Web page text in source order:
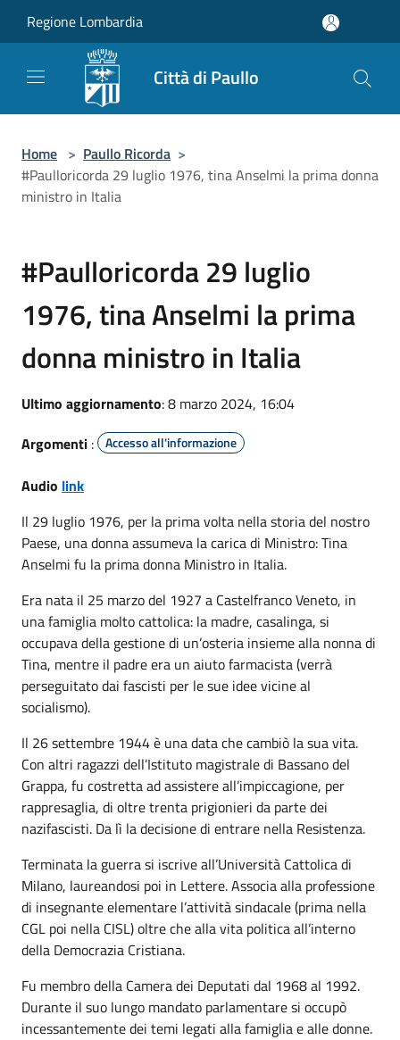
Regione Lombardia
Città di Paullo
Home > Paullo Ricorda >
#Paulloricorda 29 luglio 1976, tina Anselmi la prima donna
ministro in Italia
#Paulloricorda 29 luglio
1976, tina Anselmi la prima
donna ministro in Italia
Ultimo aggiornamento: 8 marzo 2024, 16:04
Argomenti : Accesso all'informazione
Audio link
Il 29 luglio 1976, per la prima volta nella storia del nostro
Paese, una donna assumeva la carica di Ministro: Tina
Anselmi fu la prima donna Ministro in Italia.
Era nata il 25 marzo del 1927 a Castelfranco Veneto, in
una famiglia molto cattolica: la madre, casalinga, si
occupava della gestione di un’osteria insieme alla nonna di
Tina, mentre il padre era un aiuto farmacista (verrà
perseguitato dai fascisti per le sue idee vicine al
socialismo).
Il 26 settembre 1944 è una data che cambiò la sua vita.
Con altri ragazzi dell’Istituto magistrale di Bassano del
Grappa, fu costretta ad assistere all’impiccagione, per
rappresaglia, di oltre trenta prigionieri da parte dei
nazifascisti. Da lì la decisione di entrare nella Resistenza.
Terminata la guerra si iscrive all’Università Cattolica di
Milano, laureandosi poi in Lettere. Associa alla professione
di insegnante elementare l’attività sindacale (prima nella
CGL poi nella CISL) oltre che alla vita politica all’interno
della Democrazia Cristiana.
Fu membro della Camera dei Deputati dal 1968 al 1992.
Durante il suo lungo mandato parlamentare si occupò
incessantemente dei temi legati alla famiglia e alle donne.